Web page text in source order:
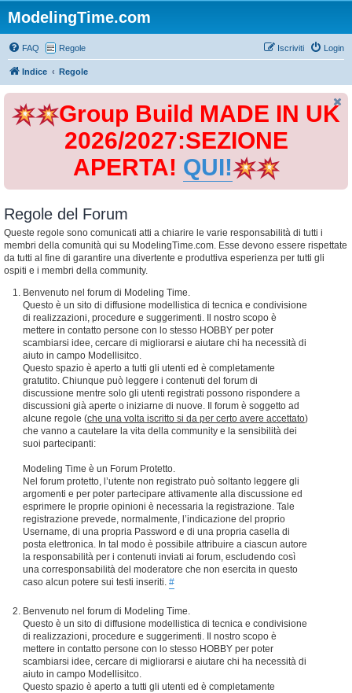
ModelingTime.com
FAQ Regole Login
Iscriviti
Indice Regole
Group Build MADE IN UK
2026/2027:SEZIONE
APERTA! QUI!
Regole del Forum
Queste regole sono comunicati atti a chiarire le varie responsabilità di tutti i
membri della comunità qui su ModelingTime.com. Esse devono essere rispettate
da tutti al fine di garantire una divertente e produttiva esperienza per tutti gli
ospiti e i membri della community.
Benvenuto nel forum di Modeling Time.
Questo è un sito di diffusione modellistica di tecnica e condivisione
di realizzazioni, procedure e suggerimenti. Il nostro scopo è
mettere in contatto persone con lo stesso HOBBY per poter
scambiarsi idee, cercare di migliorarsi e aiutare chi ha necessità di
aiuto in campo Modellisitco.
Questo spazio è aperto a tutti gli utenti ed è completamente
gratutito. Chiunque può leggere i contenuti del forum di
discussione mentre solo gli utenti registrati possono rispondere a
discussioni già aperte o iniziarne di nuove. Il forum è soggetto ad
alcune regole (che una volta iscritto si da per certo avere accettato)
che vanno a cautelare la vita della community e la sensibilità dei
suoi partecipanti:
Modeling Time è un Forum Protetto.
Nel forum protetto, l’utente non registrato può soltanto leggere gli
argomenti e per poter partecipare attivamente alla discussione ed
esprimere le proprie opinioni è necessaria la registrazione. Tale
registrazione prevede, normalmente, l’indicazione del proprio
Username, di una propria Password e di una propria casella di
posta elettronica. In tal modo è possibile attribuire a ciascun autore
la responsabilità per i contenuti inviati ai forum, escludendo così
una corresponsabilità del moderatore che non esercita in questo
caso alcun potere sui testi inseriti. #
Benvenuto nel forum di Modeling Time.
Questo è un sito di diffusione modellistica di tecnica e condivisione
di realizzazioni, procedure e suggerimenti. Il nostro scopo è
mettere in contatto persone con lo stesso HOBBY per poter
scambiarsi idee, cercare di migliorarsi e aiutare chi ha necessità di
aiuto in campo Modellisitco.
Questo spazio è aperto a tutti gli utenti ed è completamente